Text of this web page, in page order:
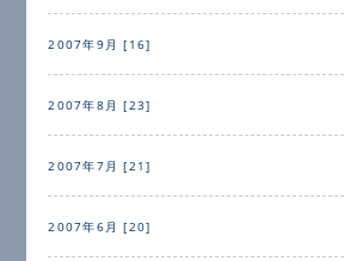
2007年9月 [16]
2007年8月 [23]
2007年7月 [21]
2007年6月 [20]